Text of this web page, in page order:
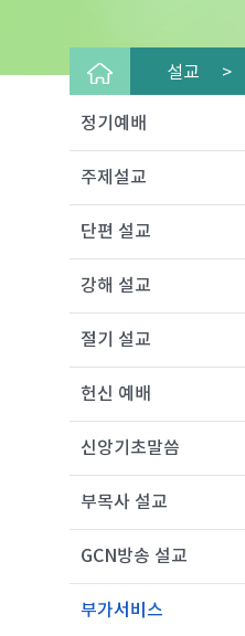
설교 >
정기예배
주제설교
단편 설교
강해 설교
절기 설교
헌신 예배
신앙기초말씀
부목사 설교
GCN방송 설교
부가서비스